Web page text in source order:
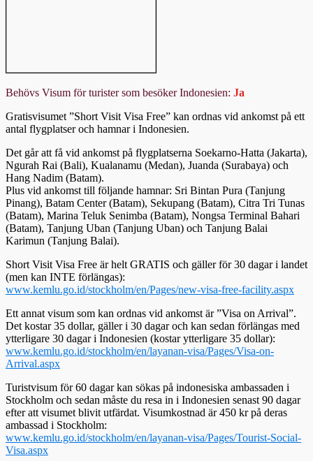
Behövs Visum för turister som besöker Indonesien: Ja
Gratisvisumet ”Short Visit Visa Free” kan ordnas vid ankomst på ett
antal flygplatser och hamnar i Indonesien.
Det går att få vid ankomst på flygplatserna Soekarno-Hatta (Jakarta),
Ngurah Rai (Bali), Kualanamu (Medan), Juanda (Surabaya) och
Hang Nadim (Batam).
Plus vid ankomst till följande hamnar: Sri Bintan Pura (Tanjung
Pinang), Batam Center (Batam), Sekupang (Batam), Citra Tri Tunas
(Batam), Marina Teluk Senimba (Batam), Nongsa Terminal Bahari
(Batam), Tanjung Uban (Tanjung Uban) och Tanjung Balai
Karimun (Tanjung Balai).
Short Visit Visa Free är helt GRATIS och gäller för 30 dagar i landet
(men kan INTE förlängas):
www.kemlu.go.id/stockholm/en/Pages/new-visa-free-facility.aspx
Ett annat visum som kan ordnas vid ankomst är ”Visa on Arrival”.
Det kostar 35 dollar, gäller i 30 dagar och kan sedan förlängas med
ytterligare 30 dagar i Indonesien (kostar ytterligare 35 dollar):
www.kemlu.go.id/stockholm/en/layanan-visa/Pages/Visa-on-
Arrival.aspx
Turistvisum för 60 dagar kan sökas på indonesiska ambassaden i
Stockholm och sedan måste du resa in i Indonesien senast 90 dagar
efter att visumet blivit utfärdat. Visumkostnad är 450 kr på deras
ambassad i Stockholm:
www.kemlu.go.id/stockholm/en/layanan-visa/Pages/Tourist-Social-
Visa.aspx